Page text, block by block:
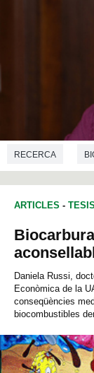
RECERCA
ARTICLES - TESIS
Daniela Russi,
Econòmica de la
conseqüències
biocombustibles